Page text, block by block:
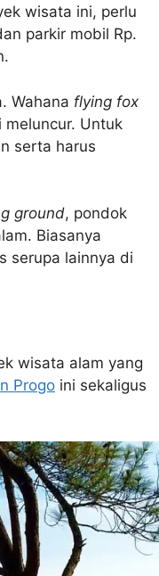
wisata ini, perlu
parkir mobil Rp.
Wahana flying fox
Untuk
serta harus
ground, pondok
Biasanya
serupa lainnya di
wisata alam yang
Progo ini sekaligus